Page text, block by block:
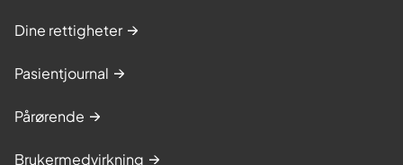
Dine rettigheter
Pasientjournal
Pårørende
Brukermedvirkning